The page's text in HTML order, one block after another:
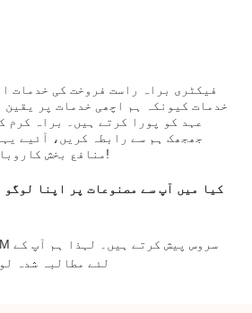
فیکٹری براہ راست فروخت کی خدمات
خدمات کیونکہ ہم اچھی خدمات پر یقین
عہد کو پورا کرتے ہیں۔ براہ کرم
جھجھک ہم سے رابطہ کریں، آئیے
منافع بخش کاروباری تعلقات شروع کریں!
لئے مطالبہ شدہ